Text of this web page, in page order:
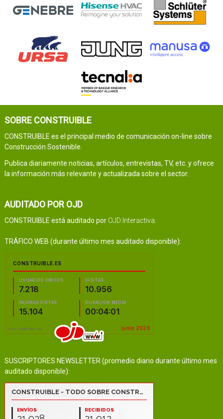
SOBRE CONSTRUIBLE
CONSTRUIBLE es el principal medio de comunicación on-line sobre
Construcción Sostenible.
Publica diariamente noticias, artículos, entrevistas, TV, etc. y ofrece
la información más relevante y actualizada sobre el sector.
AUDITADO POR OJD
CONSTRUIBLE está auditado por OJD Interactiva
TRÁFICO WEB (durante último mes auditado disponible):
SUSCRIPTORES NEWSLETTER (promedio diario durante último mes
auditado disponible):